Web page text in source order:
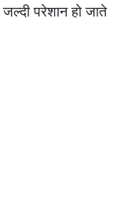
परेशान हो जाते